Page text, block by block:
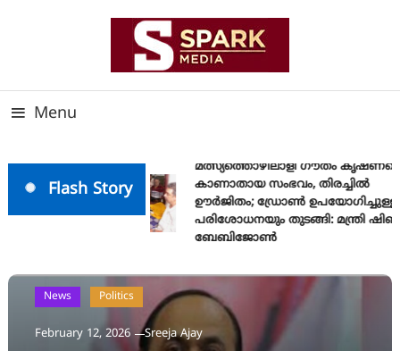
Menu
Flash Story
മത്സ്യത്തൊഴിലാളി ഗൗതം കൃഷ്ണയെ
കാണാതായ സംഭവം, തിരച്ചിൽ
ഊർജിതം; ഡ്രോണ്‍ ഉപയോഗിച്ചുള്ള
പരിശോധനയും തുടങ്ങി: മന്ത്രി ഷിബു
ബേബിജോണ്‍
News Politics
February 12, 2026 Sreeja Ajay